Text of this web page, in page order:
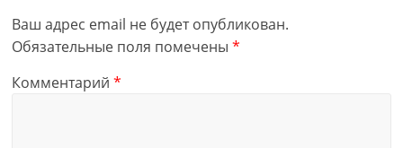
Ваш адрес email не будет опубликован.
Обязательные поля помечены*
Комментарий*